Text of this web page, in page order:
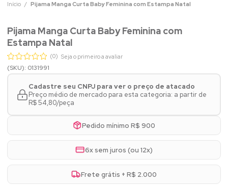
Início Pijama Manga Curta Baby Feminina com Estampa Natal
Pijama Manga Curta Baby Feminina com
Estampa Natal
(0) Seja o primeiro a avaliar
(SKU): 0131991
Cadastre seu CNPJ para ver o preço de atacado
Preço médio de mercado para esta categoria: a partir de
R$ 54,80/peça
Pedido mínimo R$ 900
6x sem juros (ou 12x)
Frete grátis + R$ 2.000